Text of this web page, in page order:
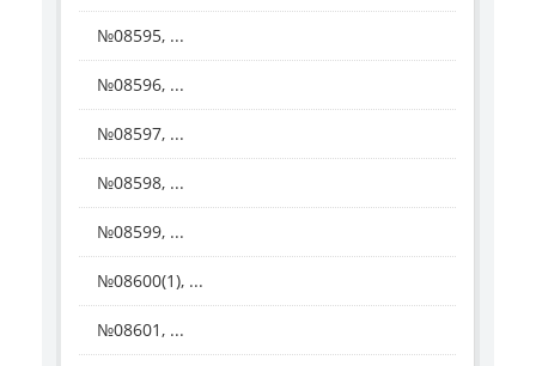
№08595, ...
№08596, ...
№08597, ...
№08598, ...
№08599, ...
№08600(1), ...
№08601, ...